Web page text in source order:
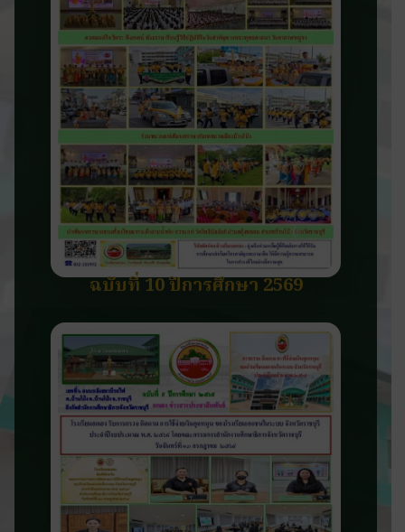
ฉบับที่ 10 ปีการศึกษา 2569